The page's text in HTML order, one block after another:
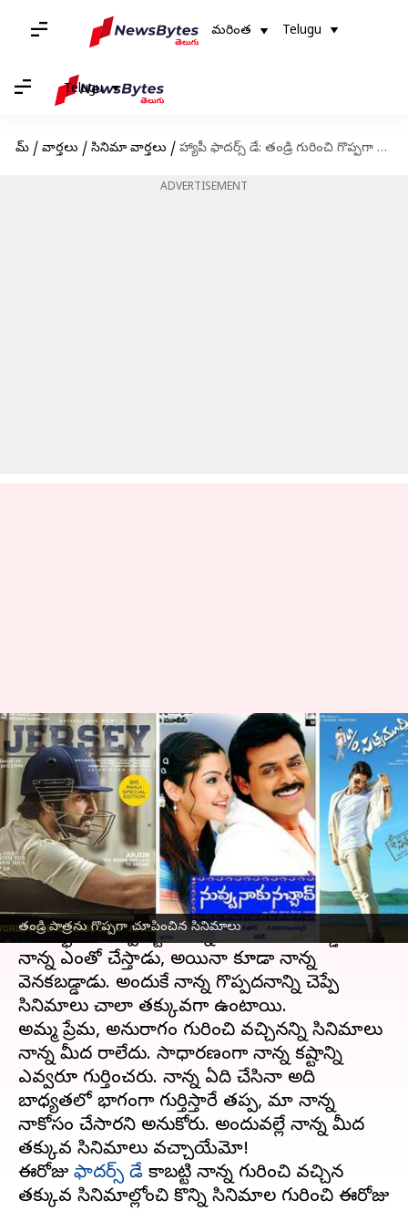
మరింత Telugu
Telugu
హోమ్ / వార్తలు / సినిమా వార్తలు / హ్యాపీ ఫాదర్స్ డే: తండ్రి గురించి గొప్పగా చూపించే కొన్ని తెలుగు సినిమాలు
ADVERTISEMENT
తండ్రి పాత్రను గొప్పగా చూపించిన సినిమాలు
హ్యాపీ ఫాదర్స్ డే: తండ్రి గురించి
గొప్పగా చూపించే కొన్ని తెలుగు
సినిమాలు
వ్రాసిన వారు Sriram Pranateja Jun 18, 2023 11:39 am
ఈ వార్తాకథనం ఏంటి
తెలుగు సినిమానటుడు తనికెళ్ళ భరణి, ఒక
సందర్భంలో చెప్పినట్టు నాన్న నిజంగా వెనకబడ్డాడు.
నాన్న ఎంతో చేస్తాడు, అయినా కూడా నాన్న
వెనకబడ్డాడు. అందుకే నాన్న గొప్పదనాన్ని చెప్పే
సినిమాలు చాలా తక్కువగా ఉంటాయి.
అమ్మ ప్రేమ, అనురాగం గురించి వచ్చినన్ని సినిమాలు
నాన్న మీద రాలేదు. సాధారణంగా నాన్న కష్టాన్ని
ఎవ్వరూ గుర్తించరు. నాన్న ఏది చేసినా అది
బాధ్యతలో భాగంగా గుర్తిస్తారే తప్ప, మా నాన్న
నాకోసం చేసారని అనుకోరు. అందువల్లే నాన్న మీద
తక్కువ సినిమాలు వచ్చాయేమో!
ఈరోజు ఫాదర్స్ డే కాబట్టి నాన్న గురించి వచ్చిన
తక్కువ సినిమాల్లోంచి కొన్ని సినిమాల గురించి ఈరోజు